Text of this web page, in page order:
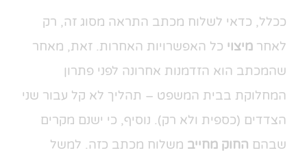
ככלל, כדאי לשלוח מכתב התראה מסוג זה, רק
לאחר מיצוי כל האפשרויות האחרות. זאת, מאחר
שהמכתב הוא הזדמנות אחרונה לפני פתרון
המחלוקת בבית המשפט – תהליך לא קל עבור שני
הצדדים (כספית ולא רק). נוסיף, כי ישנם מקרים
שבהם החוק מחייב משלוח מכתב כזה. למשל